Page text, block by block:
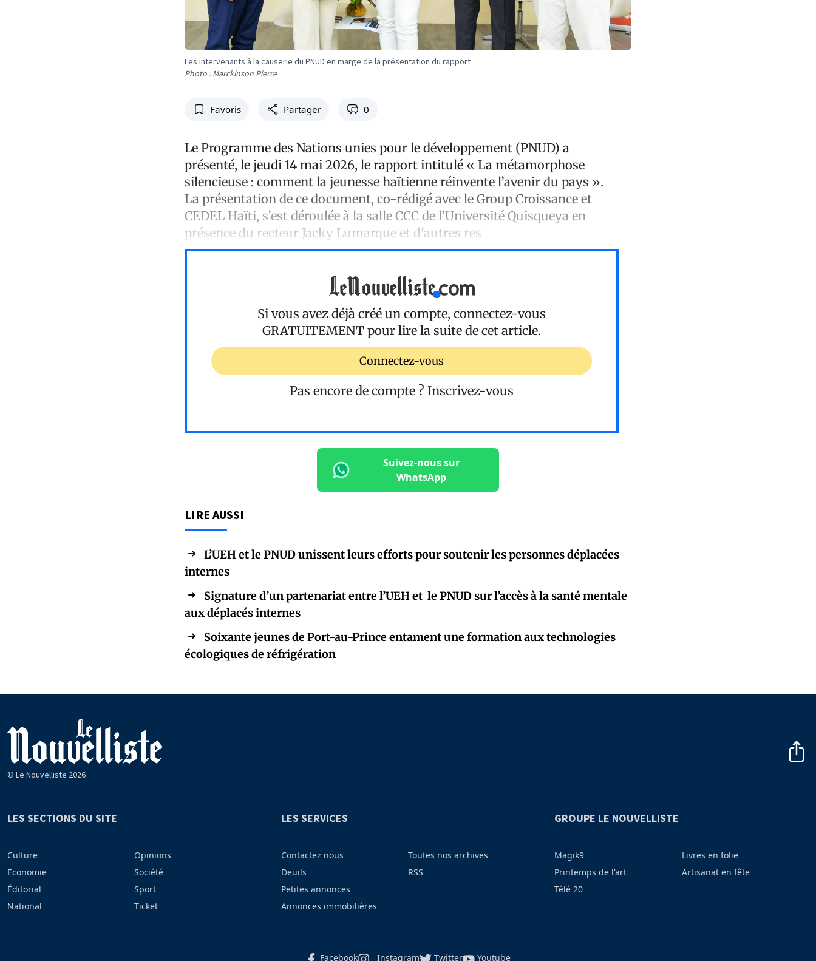
Les intervenants à la causerie du PNUD en marge de la présentation du rapport
Photo : Marckinson Pierre
Favoris Partager 0
Le Programme des Nations unies pour le développement (PNUD) a
présenté, le jeudi 14 mai 2026, le rapport intitulé « La métamorphose
silencieuse : comment la jeunesse haïtienne réinvente l’avenir du pays ».
La présentation de ce document, co-rédigé avec le Group Croissance et
CEDEL Haïti, s’est déroulée à la salle CCC de l’Université Quisqueya en
présence du recteur Jacky Lumarque et d'autres res
Si vous avez déjà créé un compte, connectez-vous
GRATUITEMENT pour lire la suite de cet article.
Connectez-vous
Pas encore de compte ? Inscrivez-vous
Suivez-nous sur
WhatsApp
LIRE AUSSI
L’UEH et le PNUD unissent leurs efforts pour soutenir les personnes déplacées
internes
Signature d’un partenariat entre l’UEH et le PNUD sur l’accès à la santé mentale
aux déplacés internes
Soixante jeunes de Port-au-Prince entament une formation aux technologies
écologiques de réfrigération
© Le Nouvelliste 2026
LES SECTIONS DU SITE
Culture
Economie
Éditorial
National
Opinions
Société
Sport
Ticket
LES SERVICES
Contactez nous
Deuils
Petites annonces
Annonces immobilières
Toutes nos archives
RSS
GROUPE LE NOUVELLISTE
Magik9
Printemps de l'art
Télé 20
Livres en folie
Artisanat en fête
Facebook Instagram Twitter Youtube